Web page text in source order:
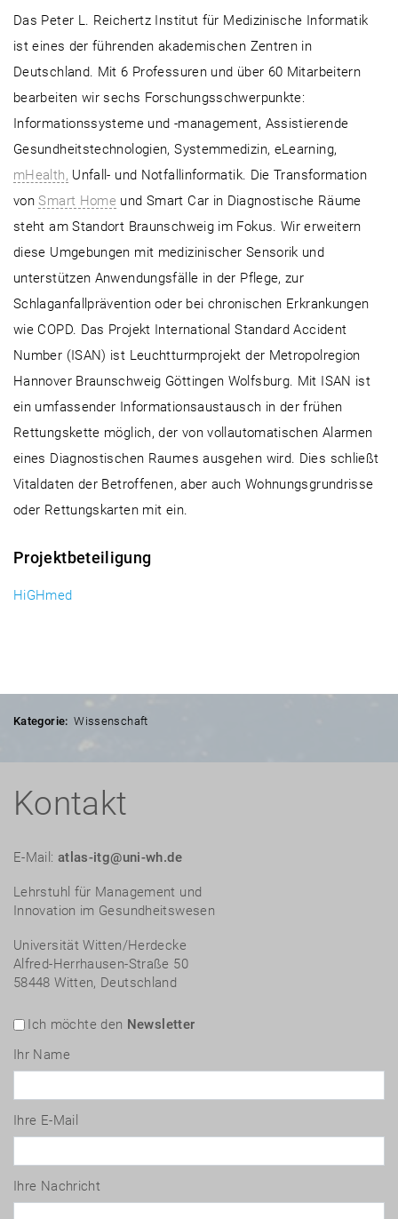
Das Peter L. Reichertz Institut für Medizinische Informatik
ist eines der führenden akademischen Zentren in
Deutschland. Mit 6 Professuren und über 60 Mitarbeitern
bearbeiten wir sechs Forschungsschwerpunkte:
Informationssysteme und -management, Assistierende
Gesundheitstechnologien, Systemmedizin, eLearning,
mHealth, Unfall- und Notfallinformatik. Die Transformation
vonSmart Home und Smart Car in Diagnostische Räume
steht am Standort Braunschweig im Fokus. Wir erweitern
diese Umgebungen mit medizinischer Sensorik und
unterstützen Anwendungsfälle in der Pflege, zur
Schlaganfallprävention oder bei chronischen Erkrankungen
wie COPD. Das Projekt International Standard Accident
Number (ISAN) ist Leuchtturmprojekt der Metropolregion
Hannover Braunschweig Göttingen Wolfsburg. Mit ISAN ist
ein umfassender Informationsaustausch in der frühen
Rettungskette möglich, der von vollautomatischen Alarmen
eines Diagnostischen Raumes ausgehen wird. Dies schließt
Vitaldaten der Betroffenen, aber auch Wohnungsgrundrisse
oder Rettungskarten mit ein.
Projektbeteiligung
HiGHmed
Kategorie: Wissenschaft
Kontakt
E-Mail: atlas-itg@uni-wh.de
Lehrstuhl für Management und
Innovation im Gesundheitswesen
Universität Witten/Herdecke
Alfred-Herrhausen-Straße 50
58448 Witten, Deutschland
Ich möchte den Newsletter
Ihr Name
Ihre E-Mail
Ihre Nachricht